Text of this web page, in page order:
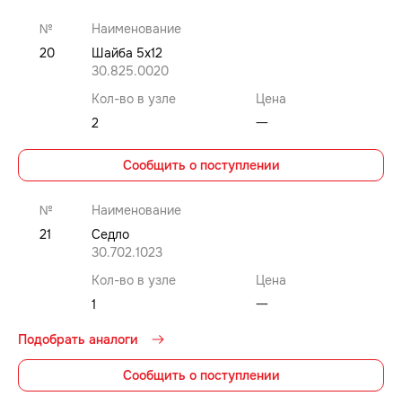
№
Наименование
20
Шайба 5x12
30.825.0020
Кол-во в узле
Цена
2
⼀
Сообщить о поступлении
№
Наименование
21
Седло
30.702.1023
Кол-во в узле
Цена
1
⼀
Сообщить о поступлении
Подобрать аналоги